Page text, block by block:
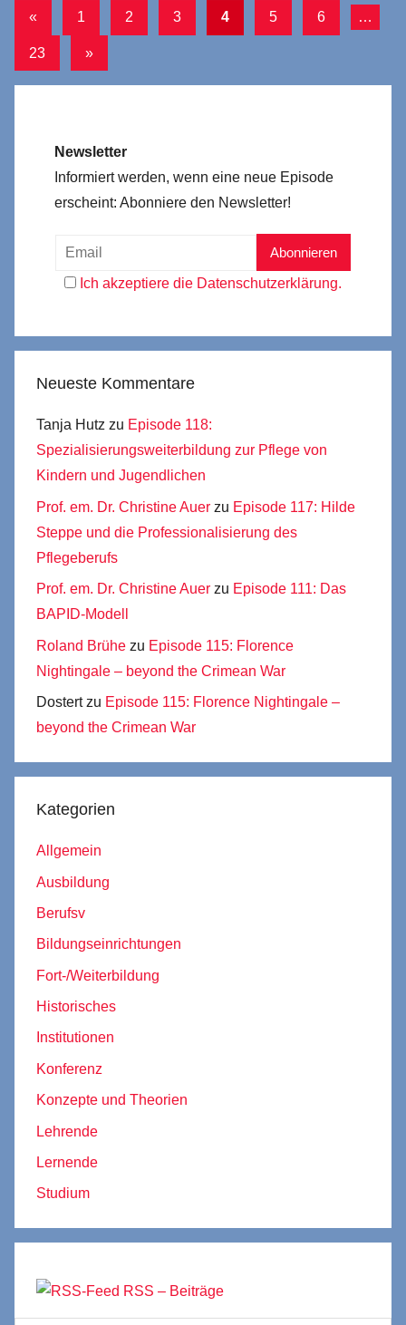
Seitennummerierung
der
Beiträge
« Vorherige
1 2 3 4 5 6 …
23
Nächste
»
Newsletter
Informiert werden, wenn eine neue Episode
erscheint: Abonniere den Newsletter!
Ich akzeptiere die Datenschutzerklärung.
Neueste Kommentare
Tanja Hutz zu Episode 118:
Spezialisierungsweiterbildung zur Pflege von
Kindern und Jugendlichen
Prof. em. Dr. Christine Auer zu Episode 117: Hilde
Steppe und die Professionalisierung des
Pflegeberufs
Prof. em. Dr. Christine Auer zu Episode 111: Das
BAPID-Modell
Roland Brühe zu Episode 115: Florence
Nightingale – beyond the Crimean War
Dostertzu Episode 115: Florence Nightingale –
beyond the Crimean War
Kategorien
Allgemein
Ausbildung
Berufsv
Bildungseinrichtungen
Fort-/Weiterbildung
Historisches
Institutionen
Konferenz
Konzepte und Theorien
Lehrende
Lernende
Studium
RSS – Beiträge